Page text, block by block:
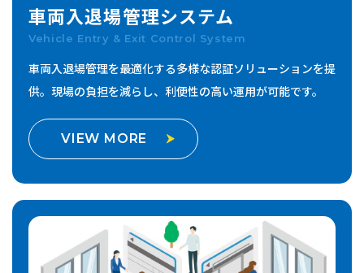
車両入退場管理システム
Vehicle Entry & Exit Control System
車両入退場管理を最適化する多様な認証ソリューションを提
供。 現場の負担を減らし、利便性の高い運用が可能です。
VIEW MORE